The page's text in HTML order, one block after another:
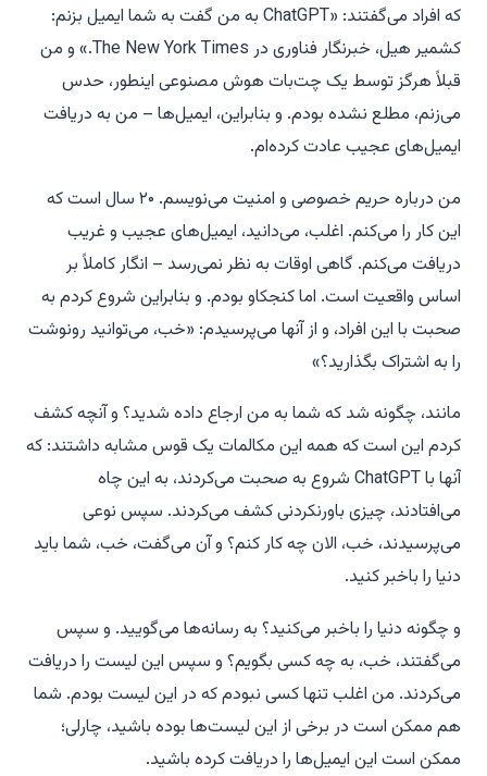
که افراد می‌گفتند: «ChatGPT به من گفت به شما ایمیل بزنم:
کشمیر هیل، خبرنگار فناوری در The New York Times.» و من
قبلاً هرگز توسط یک چت‌بات هوش مصنوعی اینطور، حدس
می‌زنم، مطلع نشده بودم. و بنابراین، ایمیل‌ها – من به دریافت
ایمیل‌های عجیب عادت کرده‌ام.
من درباره حریم خصوصی و امنیت می‌نویسم. ۲۰ سال است که
این کار را می‌کنم. اغلب، می‌دانید، ایمیل‌های عجیب و غریب
دریافت می‌کنم. گاهی اوقات به نظر نمی‌رسد – انگار کاملاً بر
اساس واقعیت است. اما کنجکاو بودم. و بنابراین شروع کردم به
صحبت با این افراد، و از آنها می‌پرسیدم: «خب، می‌توانید رونوشت
را به اشتراک بگذارید؟»
مانند، چگونه شد که شما به من ارجاع داده شدید؟ و آنچه کشف
کردم این است که همه این مکالمات یک قوس مشابه داشتند: که
آنها با ChatGPT شروع به صحبت می‌کردند، به این چاه
می‌افتادند، چیزی باورنکردنی کشف می‌کردند. سپس نوعی
می‌پرسیدند، خب، الان چه کار کنم؟ و آن می‌گفت، خب، شما باید
دنیا را باخبر کنید.
و چگونه دنیا را باخبر می‌کنید؟ به رسانه‌ها می‌گویید. و سپس
می‌گفتند، خب، به چه کسی بگویم؟ و سپس این لیست را دریافت
می‌کردند. من اغلب تنها کسی نبودم که در این لیست بودم. شما
هم ممکن است در برخی از این لیست‌ها بوده باشید، چارلی؛
ممکن است این ایمیل‌ها را دریافت کرده باشید.